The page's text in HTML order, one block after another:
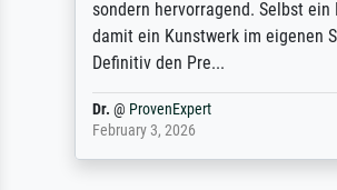
sondern hervorragend. Selbst ein
damit ein Kunstwerk im eigenen
Definitiv den Pre...
Dr. @ ProvenExpert
February 3, 2026